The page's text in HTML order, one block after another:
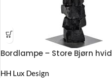
Bordlampe – Store Bjørn hvid
HH Lux Design